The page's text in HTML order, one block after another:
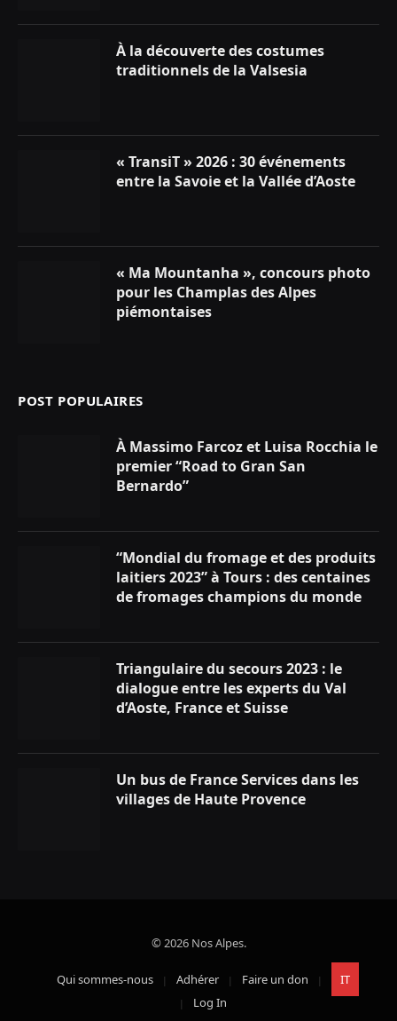
À la découverte des costumes
traditionnels de la Valsesia
« TransiT » 2026 : 30 événements
entre la Savoie et la Vallée d’Aoste
« Ma Mountanha », concours photo
pour les Champlas des Alpes
piémontaises
POST POPULAIRES
À Massimo Farcoz et Luisa Rocchia le
premier “Road to Gran San
Bernardo”
“Mondial du fromage et des produits
laitiers 2023” à Tours : des centaines
de fromages champions du monde
Triangulaire du secours 2023 : le
dialogue entre les experts du Val
d’Aoste, France et Suisse
Un bus de France Services dans les
villages de Haute Provence
© 2026 Nos Alpes.
Qui sommes-nous Adhérer Faire un don
IT
Log In